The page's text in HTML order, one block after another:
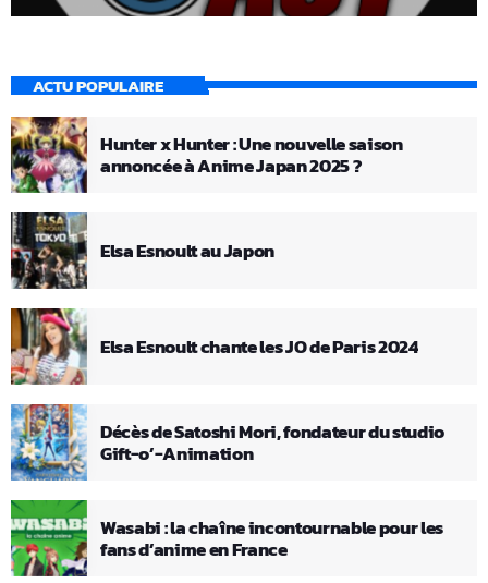
ACTU POPULAIRE
Hunter x Hunter : Une nouvelle saison
annoncée à Anime Japan 2025 ?
Elsa Esnoult au Japon
Elsa Esnoult chante les JO de Paris 2024
Décès de Satoshi Mori, fondateur du studio
Gift-o’-Animation
Wasabi : la chaîne incontournable pour les
fans d’anime en France